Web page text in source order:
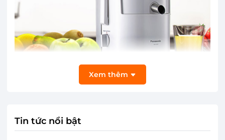
thân máy bằng chất liệu nhựa chắc chắn,
dễ vệ sinh
Xem thêm
Tin tức nổi bật